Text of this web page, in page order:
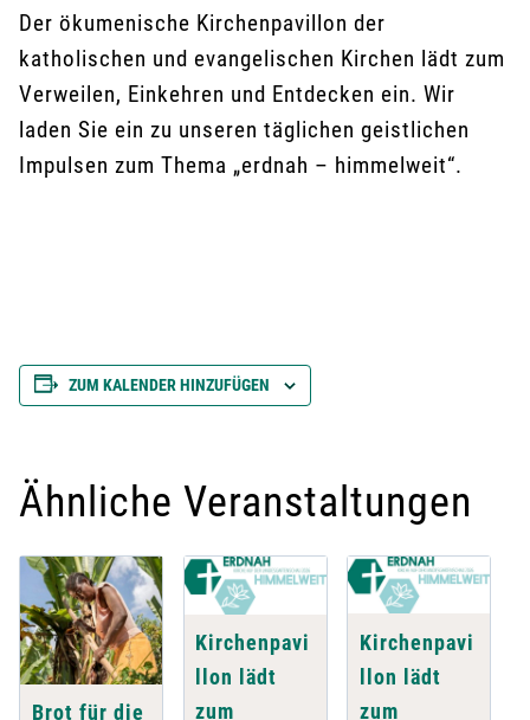
Der ökumenische Kirchenpavillon der
katholischen und evangelischen Kirchen lädt zum
Verweilen, Einkehren und Entdecken ein. Wir
laden Sie ein zu unseren täglichen geistlichen
Impulsen zum Thema „erdnah – himmelweit“.
ZUM KALENDER HINZUFÜGEN
Ähnliche Veranstaltungen
Brot für die
Kirchenpavi
llon lädt
zum
Kirchenpavi
llon lädt
zum